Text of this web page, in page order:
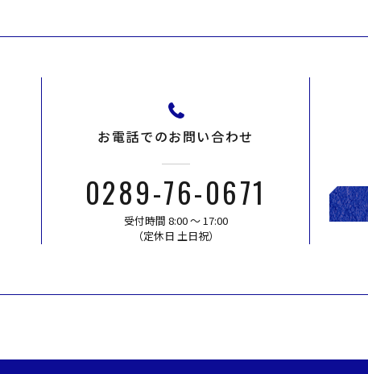
お電話でのお問い合わせ
0289-76-0671
受付時間 8:00 〜 17:00
​​​​​​​（定休日 土日祝）